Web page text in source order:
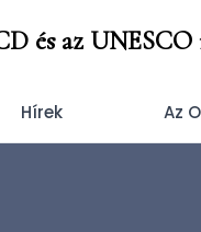
és az
Hírek Az